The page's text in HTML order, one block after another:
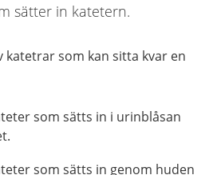
sätter in katetern.
katetrar som kan sitta kvar en
som sätts in i urinblåsan
som sätts in genom huden